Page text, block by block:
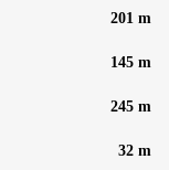
201 m
145 m
245 m
32 m